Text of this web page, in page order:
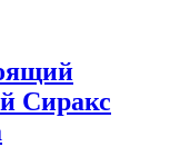
Сиракс